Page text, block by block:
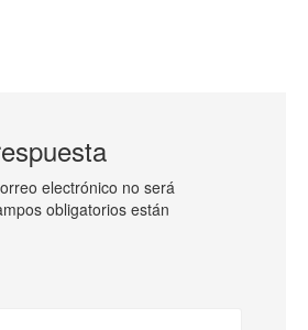
electrónico no será
obligatorios están